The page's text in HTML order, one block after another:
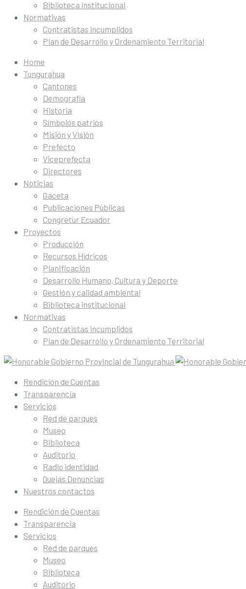
Biblioteca institucional
Normativas
Contratistas incumplidos
Plan de Desarrollo y Ordenamiento Territorial
Home
Tungurahua
Cantones
Demografía
Historia
Símbolos patrios
Misión y Visión
Prefecto
Viceprefecta
Directores
Noticias
Gaceta
Publicaciones Públicas
Congretur Ecuador
Proyectos
Producción
Recursos Hídricos
Planificación
Desarrollo Humano, Cultura y Deporte
Gestión y calidad ambiental
Biblioteca institucional
Normativas
Contratistas incumplidos
Plan de Desarrollo y Ordenamiento Territorial
Rendición de Cuentas
Transparencia
Servicios
Red de parques
Museo
Biblioteca
Auditorio
Radio identidad
Quejas Denuncias
Nuestros contactos
Rendición de Cuentas
Transparencia
Servicios
Red de parques
Museo
Biblioteca
Auditorio